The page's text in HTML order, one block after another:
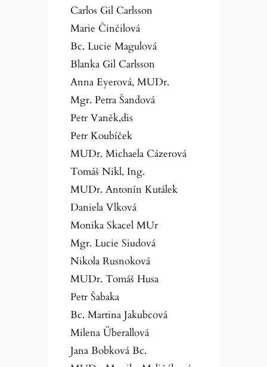
Carlos Gil Carlsson
Marie Činčilová
Bc. Lucie Magulová
Blanka Gil Carlsson
Anna Eyerová, MUDr.
Mgr. Petra Šandová
Petr Vaněk,dis
Petr Koubíček
MUDr. Michaela Cázerová
Tomáš Nikl, Ing.
MUDr. Antonín Kutálek
Daniela Vlková
Monika Skacel MUr
Mgr. Lucie Siudová
Nikola Rusnoková
MUDr. Tomáš Husa
Petr Šabaka
Bc. Martina Jakubcová
Milena Überallová
Jana Bobková Bc.